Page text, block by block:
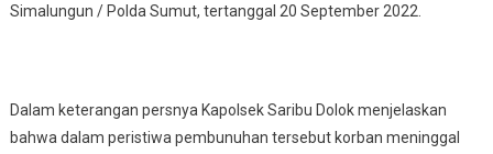
Simalungun / Polda Sumut, tertanggal 20 September 2022.
Dalam keterangan persnya Kapolsek Saribu Dolok menjelaskan
bahwa dalam peristiwa pembunuhan tersebut korban meninggal